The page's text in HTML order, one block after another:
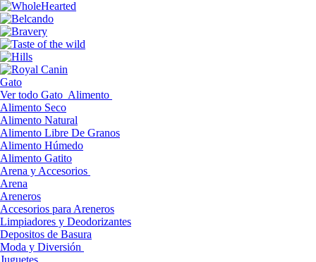
Gato
Ver todo Gato Alimento
Alimento Seco
Alimento Natural
Alimento Libre De Granos
Alimento Húmedo
Alimento Gatito
Arena y Accesorios
Arena
Areneros
Accesorios para Areneros
Limpiadores y Deodorizantes
Depositos de Basura
Moda y Diversión
Juguetes